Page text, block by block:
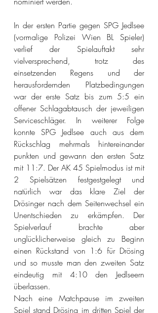
In der ersten Partie gegen SPG Jedlsee
(vormalige Polizei Wien BL Spieler)
verlief der Spielauftakt sehr
vielversprechend, trotz des
einsetzenden Regens und der
herausfordernden Platzbedingungen
war der erste Satz bis zum 5:5 ein
offener Schlagabtausch der jeweiligen
Serviceschläger. In weiterer Folge
konnte SPG Jedlsee auch aus dem
Rückschlag mehrmals hintereinander
punkten und gewann den ersten Satz
mit 11:7. Der AK 45 Spielmodus ist mit
2 Spielsätzen festgestgelegt und
natürlich war das klare Ziel der
Drösinger nach dem Seitenwechsel ein
Unentschieden zu erkämpfen. Der
Spielverlauf brachte aber
unglücklicherweise gleich zu Beginn
einen Rückstand von 1:6 für Drösing
und so musste man den zweiten Satz
eindeutig mit 4:10 den Jedlseern
überlassen.
Nach eine Matchpause im zweiten
Spiel stand Drösing im dritten Spiel der